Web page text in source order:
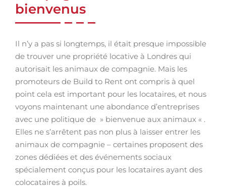
bienvenus
Il n’y a pas si longtemps, il était presque impossible
de trouver une propriété locative à Londres qui
autorisait les animaux de compagnie. Mais les
promoteurs de Build to Rent ont compris à quel
point cela est important pour les locataires, et nous
voyons maintenant une abondance d’entreprises
avec une politique de » bienvenue aux animaux « .
Elles ne s’arrêtent pas non plus à laisser entrer les
animaux de compagnie – certaines proposent des
zones dédiées et des événements sociaux
spécialement conçus pour les locataires ayant des
colocataires à poils.